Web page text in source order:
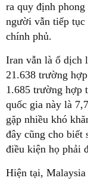
ra quy định
người vẫn tiếp tục
chính phủ.
Iran vẫn là ổ dịch
21.638 trường
1.685 trường hợp
quốc gia này là
gặp nhiều khó
đây cũng cho biết
điều kiện họ phải
Hiện tại,